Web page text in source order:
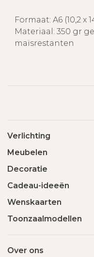
Formaat: A6 (10,2 x
Materiaal: 350 gr
maïsrestanten
Verlichting
Meubelen
Decoratie
Cadeau-ideeën
Wenskaarten
Toonzaalmodellen
Over ons